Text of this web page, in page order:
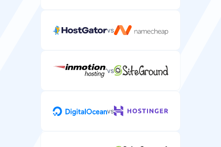
vs
vs
vs